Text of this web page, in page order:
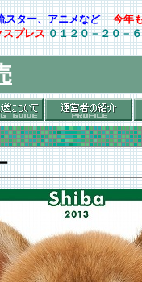
流スター、アニメなど今年
スプレス ０１２０－２０－